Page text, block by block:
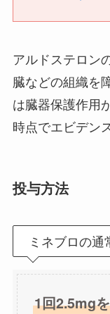
アルドステロン
臓などの組織を
は臓器保護作用
時点でエビデン
投与方法
ミネブロの通
1回2.5mg